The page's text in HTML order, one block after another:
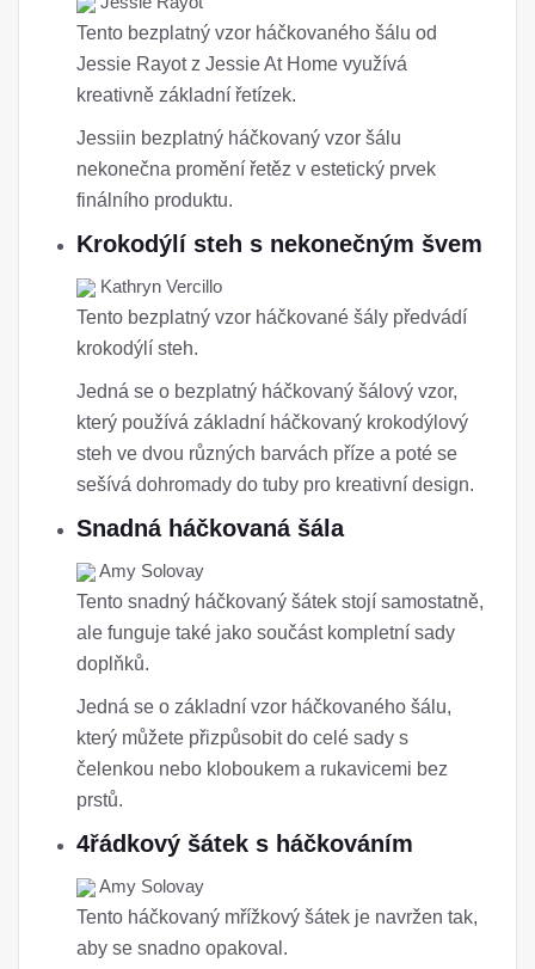
Tento bezplatný vzor háčkovaného šálu od
Jessie Rayot z Jessie At Home využívá
kreativně základní řetízek.
Jessiin bezplatný háčkovaný vzor šálu
nekonečna promění řetěz v estetický prvek
finálního produktu.
Krokodýlí steh s nekonečným švem
Kathryn Vercillo
Tento bezplatný vzor háčkované šály předvádí
krokodýlí steh.
Jedná se o bezplatný háčkovaný šálový vzor, ​​
který používá základní háčkovaný krokodýlový
steh ve dvou různých barvách příze a poté se
sešívá dohromady do tuby pro kreativní design.
Snadná háčkovaná šála
Amy Solovay
Tento snadný háčkovaný šátek stojí samostatně,
ale funguje také jako součást kompletní sady
doplňků.
Jedná se o základní vzor háčkovaného šálu,
který můžete přizpůsobit do celé sady s
čelenkou nebo kloboukem a rukavicemi bez
prstů.
4řádkový šátek s háčkováním
Amy Solovay
Tento háčkovaný mřížkový šátek je navržen tak,
aby se snadno opakoval.